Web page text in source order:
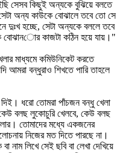
সেসব কিছুই অন্যকে বুঝিয়ে বলতে
অন্য কাউকে বোঝালে তবে তো সে
দুঃখ হচ্ছে, সেটা অন্যকে বললে তবে
কাজটা কঠিন হয়ে যায়।"
মাধ্যমে কমিউনিকেট করতে
আমরা বন্ধুরাও শিখতে পারি তাহলে
ধরো তোমরা পাঁচজন বন্ধু খেলা
বলছ লুকোচুরি খেলবে, কেউ বলছ
তোমাদের মধ্যে একজনের
নিজের মত দিতে পারছে না।
নাম লিখে সেই ছবি বা লেখা দেখিয়ে